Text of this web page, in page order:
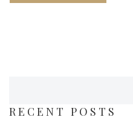
RECENT POSTS